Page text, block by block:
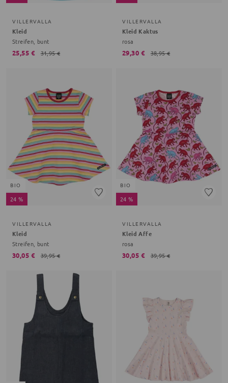
VILLERVALLA
Kleid
Streifen, bunt
25,55 € 31,95 €
VILLERVALLA
Kleid Kaktus
rosa
29,30 € 38,95 €
BIO
24 %
VILLERVALLA
Kleid
Streifen, bunt
30,05 € 39,95 €
BIO
24 %
VILLERVALLA
Kleid Affe
rosa
30,05 € 39,95 €